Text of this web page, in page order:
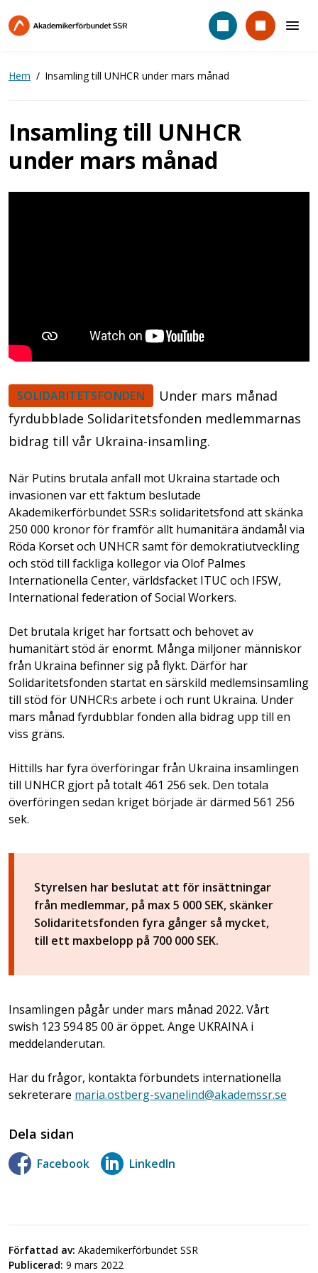
till
Hem Insamling till UNHCR under mars månad
Insamling till UNHCR
under mars månad
SOLIDARITETSFONDEN
Under mars månad
fyrdubblade Solidaritetsfonden medlemmarnas
bidrag till vår Ukraina-insamling.
När Putins brutala anfall mot Ukraina startade och
invasionen var ett faktum beslutade
Akademikerförbundet SSR:s solidaritetsfond att skänka
250 000 kronor för framför allt humanitära ändamål via
Röda Korset och UNHCR samt för demokratiutveckling
och stöd till fackliga kollegor via Olof Palmes
Internationella Center, världsfacket ITUC och IFSW,
International federation of Social Workers.
Det brutala kriget har fortsatt och behovet av
humanitärt stöd är enormt. Många miljoner människor
från Ukraina befinner sig på flykt. Därför har
Solidaritetsfonden startat en särskild medlemsinsamling
till stöd för UNHCR:s arbete i och runt Ukraina. Under
mars månad fyrdubblar fonden alla bidrag upp till en
viss gräns.
Hittills har fyra överföringar från Ukraina insamlingen
till UNHCR gjort på totalt 461 256 sek. Den totala
överföringen sedan kriget började är därmed 561 256
sek.
Styrelsen har beslutat att för insättningar
från medlemmar, på max 5 000 SEK, skänker
Solidaritetsfonden fyra gånger så mycket,
till ett maxbelopp på 700 000 SEK.
Insamlingen pågår under mars månad 2022. Vårt
swish 123 594 85 00 är öppet. Ange UKRAINA i
meddelanderutan.
Har du frågor, kontakta förbundets internationella
sekreterare maria.ostberg-svanelind@akademssr.se
Dela sidan
Facebook LinkedIn
Författad av: Akademikerförbundet SSR
Publicerad: 9 mars 2022